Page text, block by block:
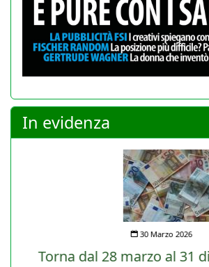
In evidenza
30 Marzo 2026
Torna dal 28 marzo al 31